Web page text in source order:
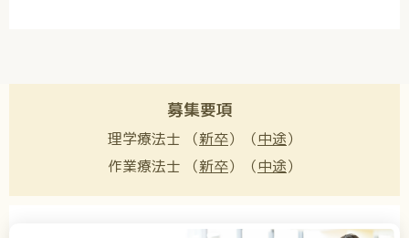
募集要項
募集要項
理学療法士 （新卒）（中途）
作業療法士 （新卒）（中途）